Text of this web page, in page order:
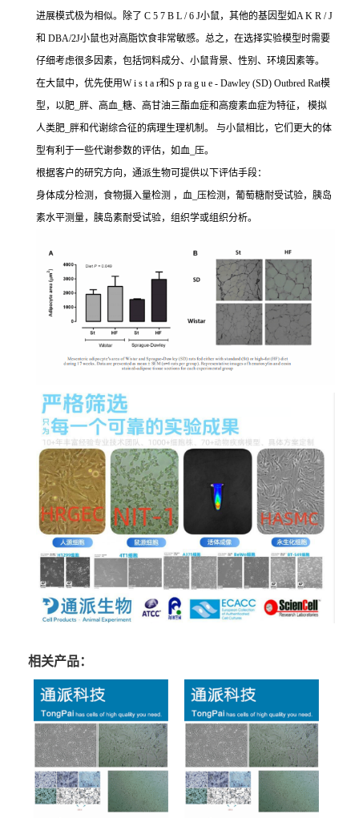
进展模式极为相似。除了 C 5 7 B L / 6 J小鼠，其他的基因型如A K R / J
和 DBA/2J小鼠也对高脂饮食非常敏感。总之，在选择实验模型时需要
仔细考虑很多因素，包括饲料成分、小鼠背景、性别、环境因素等。
在大鼠中，优先使用W i s t a r和S p ra g u e - Dawley (SD) Outbred Rat模
型，以肥_胖、高血_糖、高甘油三酯血症和高瘦素血症为特征， 模拟
人类肥_胖和代谢综合征的病理生理机制。 与小鼠相比，它们更大的体
型有利于一些代谢参数的评估，如血_压。
根据客户的研究方向，通派生物可提供以下评估手段：
身体成分检测，食物摄入量检测 ，血_压检测，葡萄糖耐受试验，胰岛
素水平测量，胰岛素耐受试验，组织学或组织分析。
相关产品：